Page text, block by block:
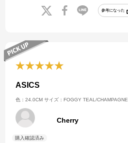
参考になった
ASICS
色：24.0CM サイズ：FOGGY TEAL/CHAMPAGNE
Cherry